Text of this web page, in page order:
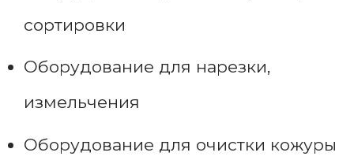
сортировки
Оборудование для нарезки,
измельчения
Оборудование для очистки кожуры